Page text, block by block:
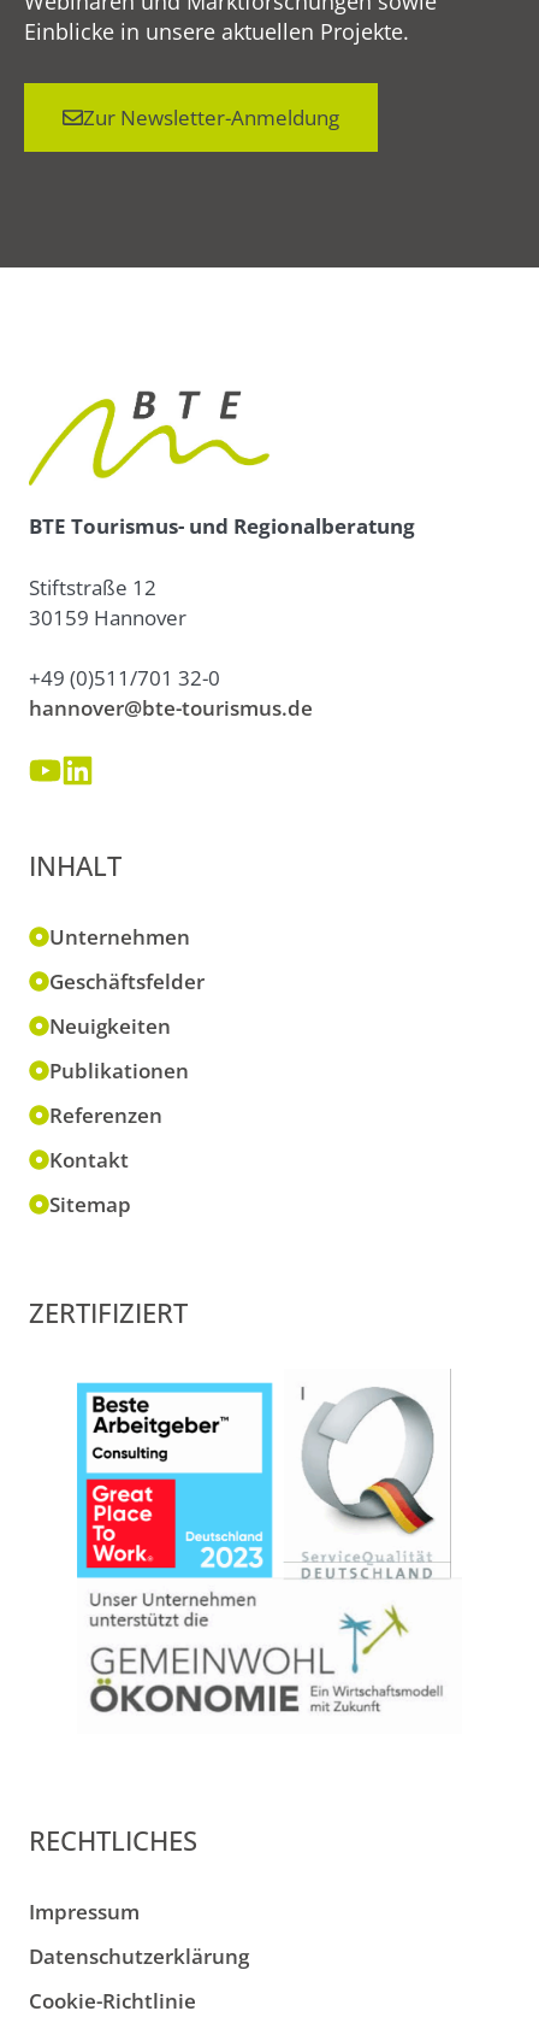
Einblicke in unsere aktuellen Projekte.
Zur Newsletter-Anmeldung
BTE Tourismus- und Regionalberatung
Stiftstraße 12
30159 Hannover
+49 (0)511/701 32-0
hannover@bte-tourismus.de
INHALT
Unternehmen
Geschäftsfelder
Neuigkeiten
Publikationen
Referenzen
Kontakt
Sitemap
ZERTIFIZIERT
RECHTLICHES
Impressum
Datenschutzerklärung
Cookie-Richtlinie